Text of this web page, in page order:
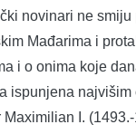
novinari ne
Mađarima i
i o onima koje
ispunjena
I.